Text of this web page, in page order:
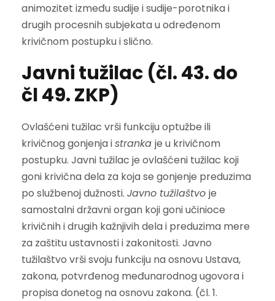
animozitet između sudije i sudije-porotnika i
drugih procesnih subjekata u određenom
krivičnom postupku i slično.
Javni tužilac (čl. 43. do
čl 49. ZKP)
Ovlašćeni tužilac vrši funkciju optužbe ili
krivičnog gonjenja istranka je u krivičnom
postupku. Javni tužilac je ovlašćeni tužilac koji
goni krivična dela za koja se gonjenje preduzima
po službenoj dužnosti. Javno tužilaštvo je
samostalni državni organ koji goni učinioce
krivičnih i drugih kažnjivih dela i preduzima mere
za zaštitu ustavnosti i zakonitosti. Javno
tužilaštvo vrši svoju funkciju na osnovu Ustava,
zakona, potvrđenog međunarodnog ugovora i
propisa donetog na osnovu zakona. (čl. 1.